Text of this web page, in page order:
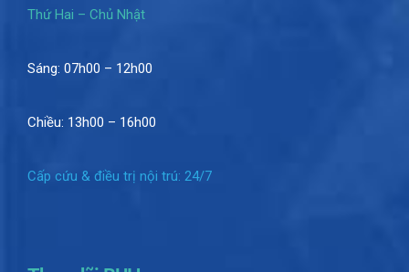
Thứ Hai – Chủ Nhật
Sáng: 07h00 – 12h00
Chiều: 13h00 – 16h00
Cấp cứu & điều trị nội trú: 24/7